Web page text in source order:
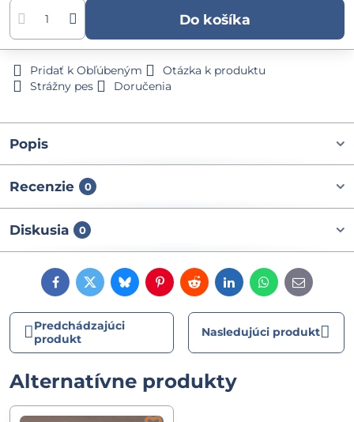
Do košíka
Pridať k Obľúbeným
Otázka k produktu
Strážny pes
Doručenia
Popis
Recenzie 0
Diskusia 0
FacebookTwitterBlueskyPinterestRedditLinkedInWhatsApp
E-
mail
Predchádzajúci
produkt
Nasledujúci produkt
Alternatívne produkty